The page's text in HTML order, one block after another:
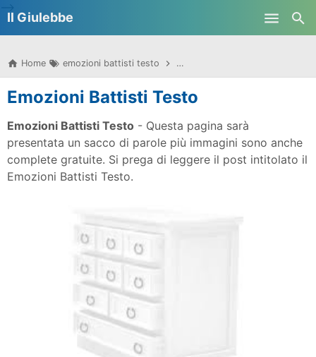
Il Giulebbe
Home emozioni battisti testo emozioni battisti testo e accordi
Emozioni Battisti Testo
Emozioni Battisti Testo - Questa pagina sarà
presentata un sacco di parole più immagini sono anche
complete gratuite. Si prega di leggere il post intitolato il
Emozioni Battisti Testo.